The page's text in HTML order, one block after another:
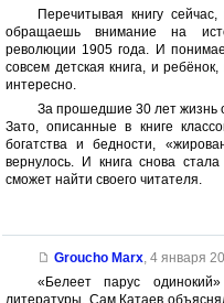
Перечитывая книгу
обращаешь внимание на
революции 1905 года. И
совсем детская книга, и
интересно.
За прошедшие 30 лет жизнь
Зато, описанные в книге
богатства и бедности,
вернулось. И книга снова
сможет найти своего читателя.
Groucho Marx, 4 января
«Белеет парус
литературы. Сам Катаев